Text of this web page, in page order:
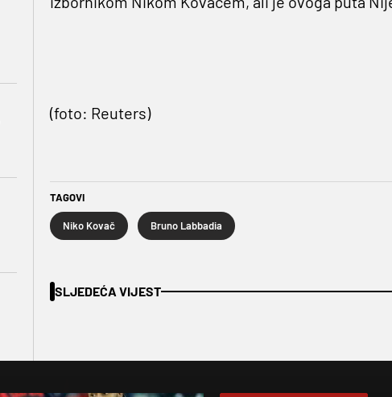
(foto: Reuters)
TAGOVI
Niko Kovač Bruno Labbadia
SLJEDEĆA VIJEST